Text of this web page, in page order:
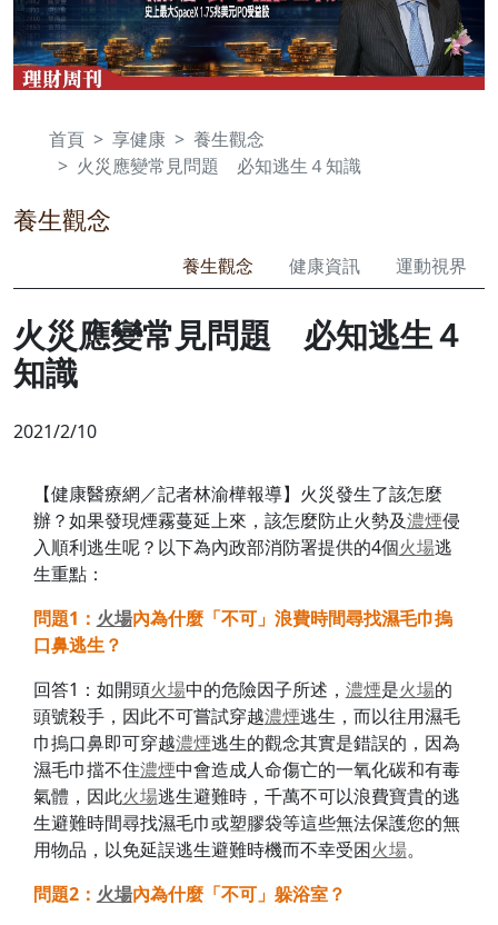
首頁 享健康
養生觀念
火災應變常見問題 必知逃生４知識
養生觀念
養生觀念 健康資訊 運動視界
火災應變常見問題 必知逃生４
知識
2021/2/10
【健康醫療網／記者林渝樺報導】火災發生了該怎麼
辦？如果發現煙霧蔓延上來，該怎麼防止火勢及濃煙侵
入順利逃生呢？以下為內政部消防署提供的4個火場逃
生重點：
問題1 ： 火場內為什麼「不可」浪費時間尋找濕毛巾摀
口鼻逃生？
回答1：如開頭火場中的危險因子所述， 濃煙是火場的
頭號殺手，因此不可嘗試穿越濃煙逃生，而以往用濕毛
巾摀口鼻即可穿越濃煙逃生的觀念其實是錯誤的，因為
濕毛巾擋不住濃煙中會造成人命傷亡的一氧化碳和有毒
氣體，因此火場逃生避難時，千萬不可以浪費寶貴的逃
生避難時間尋找濕毛巾或塑膠袋等這些無法保護您的無
用物品，以免延誤逃生避難時機而不幸受困火場。
問題2： 火場內為什麼「不可」躲浴室？